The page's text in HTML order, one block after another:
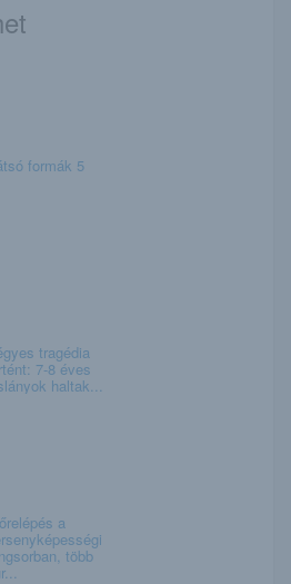
formák 5
tragédia
7-8 éves
haltak...
a
több